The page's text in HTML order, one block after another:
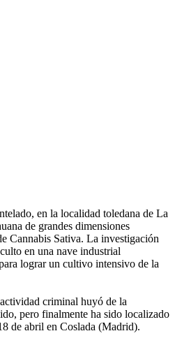
en la localidad toledana de La
de grandes dimensiones
Cannabis Sativa. La investigación
en una nave industrial
lograr un cultivo intensivo de la
criminal huyó de la
pero finalmente ha sido localizado
de abril en Coslada (Madrid).